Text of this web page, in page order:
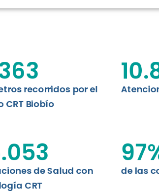
ABORDAJE CLÍNICO EN
MDPA
de Concepción...
recorridos por el
CRT Biobío
de Salud con
CRT
de las
97